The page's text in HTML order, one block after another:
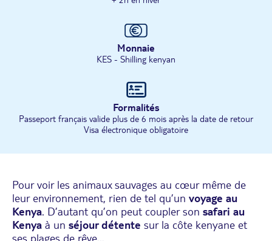
Monnaie
KES - Shilling kenyan
Formalités
Passeport français valide plus de 6 mois après la date de retour
Visa électronique obligatoire
Pour voir les animaux sauvages au cœur même de
leur environnement, rien de tel qu’un voyage au
Kenya. D’autant qu’on peut coupler son safari au
Kenya à un séjour détente sur la côte kenyane et
ses plages de rêve…